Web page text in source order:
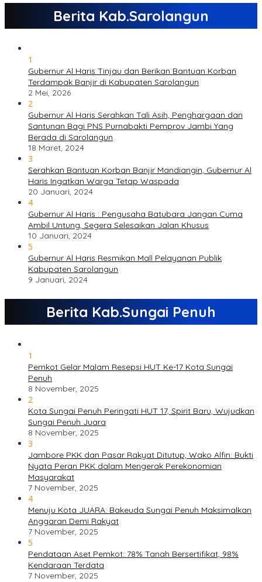
Berita Kab.Sarolangun
1
Gubernur Al Haris Tinjau dan Berikan Bantuan Korban
Terdampak Banjir di Kabupaten Sarolangun
2 Mei, 2026
2
Gubernur Al Haris Serahkan Tali Asih, Penghargaan dan
Santunan Bagi PNS Purnabakti Pemprov Jambi Yang
Berada di Sarolangun
18 Maret, 2024
3
Serahkan Bantuan Korban Banjir Mandiangin, Gubernur Al
Haris Ingatkan Warga Tetap Waspada
20 Januari, 2024
4
Gubernur Al Haris : Pengusaha Batubara Jangan Cuma
Ambil Untung, Segera Selesaikan Jalan Khusus
10 Januari, 2024
5
Gubernur Al Haris Resmikan Mall Pelayanan Publik
Kabupaten Sarolangun
9 Januari, 2024
Berita Kab.Sungai Penuh
1
Pemkot Gelar Malam Resepsi HUT Ke-17 Kota Sungai
Penuh
8 November, 2025
2
Kota Sungai Penuh Peringati HUT 17, Spirit Baru, Wujudkan
Sungai Penuh Juara
8 November, 2025
3
Jambore PKK dan Pasar Rakyat Ditutup, Wako Alfin: Bukti
Nyata Peran PKK dalam Mengerak Perekonomian
Masyarakat
7 November, 2025
4
Menuju Kota JUARA: Bakeuda Sungai Penuh Maksimalkan
Anggaran Demi Rakyat
7 November, 2025
5
Pendataan Aset Pemkot: 78% Tanah Bersertifikat, 98%
Kendaraan Terdata
7 November, 2025